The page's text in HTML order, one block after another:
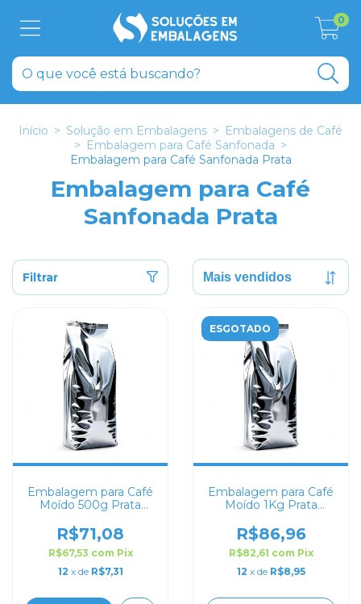
0
Início > Solução em Embalagens > Embalagens de Café
> Embalagem para Café Sanfonada >
Embalagem para Café Sanfonada Prata
Embalagem para Café
Sanfonada Prata
Filtrar
Embalagem para Café
Moído 500g Prata
R$71,08
R$67,53 com Pix
12 x de R$7,31
ESGOTADO
Embalagem para Café
Moído 1Kg Prata
R$86,96
R$82,61 com Pix
12 x de R$8,95